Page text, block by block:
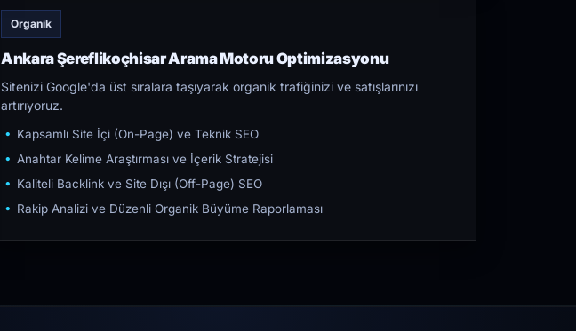
Organik
Ankara Şereflikoçhisar Arama Motoru Optimizasyonu
Sitenizi Google'da üst sıralara taşıyarak organik trafiğinizi ve satışlarınızı
artırıyoruz.
Kapsamlı Site İçi (On-Page) ve Teknik SEO
Anahtar Kelime Araştırması ve İçerik Stratejisi
Kaliteli Backlink ve Site Dışı (Off-Page) SEO
Rakip Analizi ve Düzenli Organik Büyüme Raporlaması